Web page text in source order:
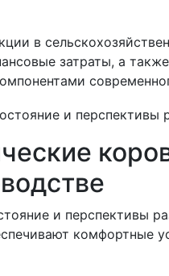
в
затраты, а
и перспективы
комфортные